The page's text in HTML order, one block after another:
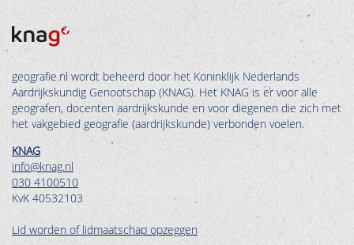
geografie.nl wordt beheerd door het Koninklijk Nederlands
Aardrijkskundig Genootschap (KNAG). Het KNAG is er voor alle
geografen, docenten aardrijkskunde en voor diegenen die zich met
het vakgebied geografie (aardrijkskunde) verbonden voelen.
KNAG
info@knag.nl
030 4100510
KvK 40532103
Lid worden of lidmaatschap opzeggen